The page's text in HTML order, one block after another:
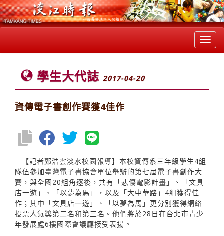
學生大代誌 2017-04-20
資傳電子書創作賽獲4佳作
【記者鄭浩雲淡水校園報導】本校資傳系三年級學生4組
隊伍參加臺灣電子書協會單位舉辦的第七屆電子書創作大
賽，與全國20組角逐後，共有「悲傷電影計畫」、「文具
店一遊」、「以夢為馬」，以及「大中華路」4組獲得佳
作；其中「文具店一遊」、「以夢為馬」更分別獲得網絡
投票人氣獎第二名和第三名。他們將於28日在台北市青少
年發展處6樓國際會議廳接受表揚。